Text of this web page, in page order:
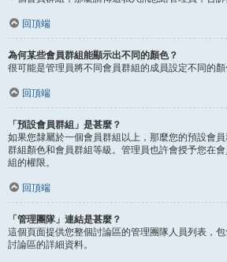
回頂端
為何某些會員群組能顯示出不同的顏色？
很可能是管理員將不同會員群組的成員設定不同的顏
回頂端
「預設會員群組」是甚麼？
如果您隸屬於一個會員群組以上，那麼您的預設會
群組顏色和會員群組等級。管理員也許會授予您在
組的權限。
回頂端
「管理團隊」連結是甚麼？
這個頁面提供您整個討論區的管理團隊人員列表，
討論區的詳細資料。